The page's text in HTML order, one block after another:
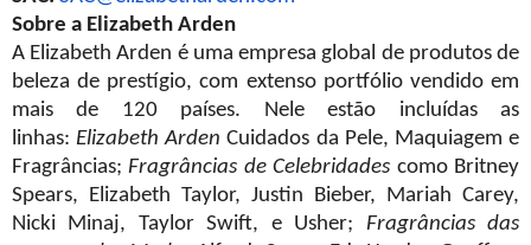
Sobre a Elizabeth Arden
A Elizabeth Arden é uma empresa global de produtos de
beleza de prestígio, com extenso portfólio vendido em
mais de 120 países. Nele estão incluídas as
linhas:Elizabeth ArdenCuidados da Pele, Maquiagem e
Fragrâncias;Fragrâncias de Celebridades como Britney
Spears, Elizabeth Taylor, Justin Bieber, Mariah Carey,
Nicki Minaj, Taylor Swift, e Usher; Fragrâncias das